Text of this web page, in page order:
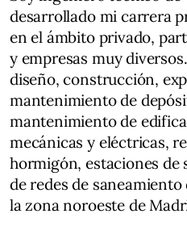
desarrollado mi carrera
en el ámbito privado,
y empresas muy
diseño, construcción,
mantenimiento de
mantenimiento de
mecánicas y eléctricas,
hormigón, estaciones de
de redes de
la zona noroeste de